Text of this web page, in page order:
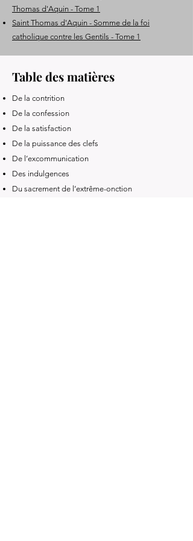
Thomas d'Aquin - Tome 1
Saint Thomas d'Aquin - Somme de la foi
catholique contre les Gentils - Tome 1
Table des matières
De la contrition
De la confession
De la satisfaction
De la puissance des clefs
De l’excommunication
Des indulgences
Du sacrement de l’extrême-onction